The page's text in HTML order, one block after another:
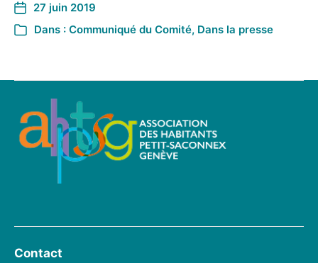
27 juin 2019
Dans : Communiqué du Comité, Dans la presse
Contact